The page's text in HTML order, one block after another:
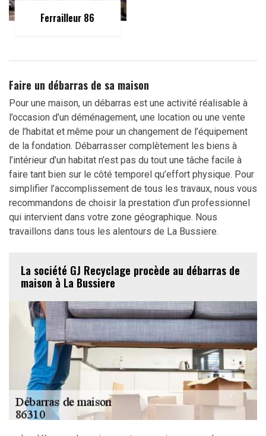
Ferrailleur 86
Faire un débarras de sa maison
Pour une maison, un débarras est une activité réalisable à
l’occasion d’un déménagement, une location ou une vente
de l’habitat et même pour un changement de l’équipement
de la fondation. Débarrasser complètement les biens à
l’intérieur d’un habitat n’est pas du tout une tâche facile à
faire tant bien sur le côté temporel qu’effort physique. Pour
simplifier l’accomplissement de tous les travaux, nous vous
recommandons de choisir la prestation d’un professionnel
qui intervient dans votre zone géographique. Nous
travaillons dans tous les alentours de La Bussiere.
La société GJ Recyclage procède au débarras de
maison à La Bussiere